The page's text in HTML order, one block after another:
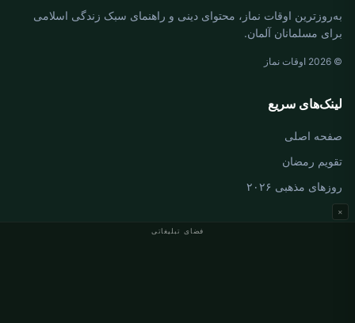
فضای تبلیغاتی
×
به‌روزترین اوقات نماز، محتوای دینی و راهنمای سبک زندگی اسلامی
برای مسلمانان آلمان.
© 2026 اوقات نماز
لینک‌های سریع
صفحه اصلی
تقویم رمضان
روزهای مذهبی ۲۰۲۶